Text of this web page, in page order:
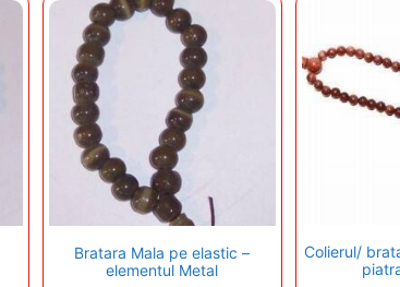
Bratara Mala pe elastic –
elementul Metal
Colierul/